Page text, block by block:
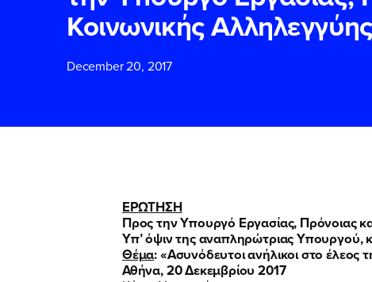
Κοινωνικής Αλληλεγγύης
December 20, 2017
ΕΡΩΤΗΣΗ
Προς την Υπουργό Εργασίας, Πρόνοιας
Υπ’ όψιν της αναπληρώτριας Υπουργού,
Θέμα: «Ασυνόδευτοι ανήλικοι στο έλεος
Αθήνα,20Δεκεμβρίου 2017
Αποδέχομαι την
δικτυακού τόπου
Αποδέχομαι την
δικτυακού τόπου